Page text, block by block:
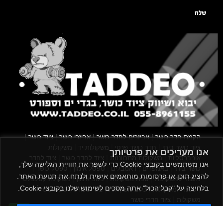
אנו מעריכים את פרטיותך
אנו משתמשים בקובצי Cookie כדי לשפר את חוויית הגלישה שלך,
להציג תוכן או פרסומות מותאמים אישית ולנתח את תנועת האתר.
בלחיצה על "קבל הכול" אתה מסכים לשימוש שלנו בקובצי Cookie.
שלח
הקמת חדר כושר|אביזרים לחדר כושר|אביזרי כושר|ציוד כושר|
ציוד כושר ביתי חדר כושר פרטי משקולות יד
משקולות
אוניברסליות |משקולות מתכווננות ציוד לחדר כושר
ציוד לחדר
כושר ביתי|באמפרים |דאמבלים |ספסל אימון | ספסל כושר|
מעמד למשקולות|ספת משקולות |כלוב אימון |משקולת קטלבלס
|סטנד למשקולות|כלוב משקולות|ציוד ספורט|ספת כושר|
משקולות ציוד חדרי כושר